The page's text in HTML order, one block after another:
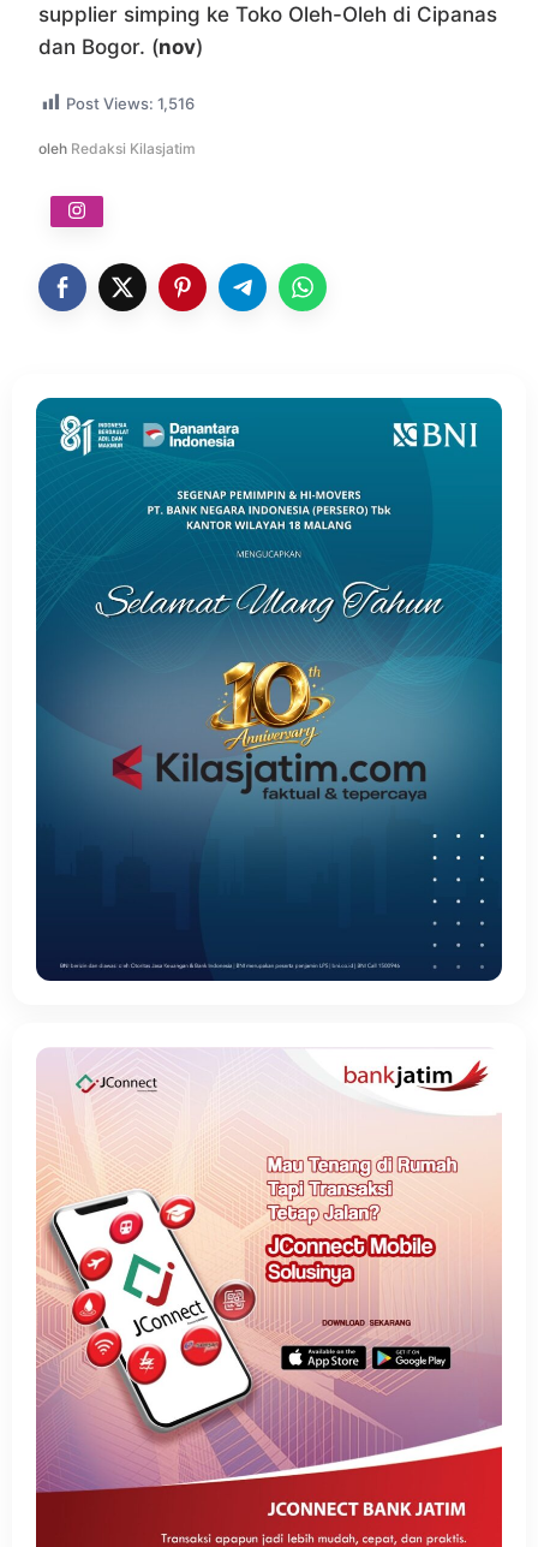
supplier simping ke Toko Oleh-Oleh di Cipanas
dan Bogor. (nov)
Post Views: 1,516
oleh Redaksi Kilasjatim